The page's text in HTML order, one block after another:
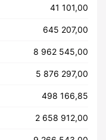
41 101,00
645 207,00
8 962 545,00
5 876 297,00
498 166,85
2 658 912,00